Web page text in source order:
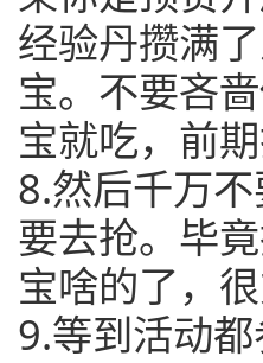
经验丹攒满
宝。不要吝
宝就吃，前
8.然后千万
要去抢。毕
宝啥的了，
9.等到活动